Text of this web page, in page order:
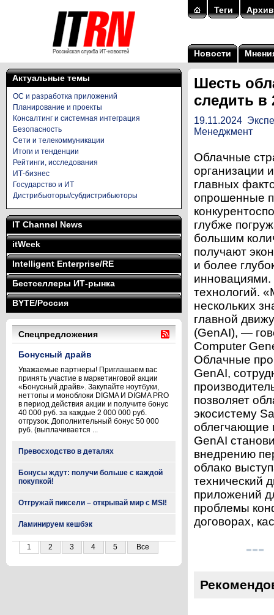
Теги Архив
Новости
Актуальные темы
ОС и разработка приложений
Планирование и проекты
Консалтинг и системная интеграция
Безопасность
Сети и телекоммуникации
Итоги и тенденции
Рейтинги, исследования
ИТ-бизнес
Государство и ИТ
Дистрибьюторы/субдистрибьюторы
IT Channel News
itWeek
Intelligent Enterprise/RE
Бестселлеры ИТ-рынка
BYTE/Россия
Спецпредложения
Бонусный драйв
Уважаемые партнеры! Приглашаем вас
принять участие в маркетинговой акции
«Бонусный драйв». Закупайте ноутбуки,
неттопы и моноблоки DIGMA И DIGMA PRO
в период действия акции и получите бонус
40 000 руб. за каждые 2 000 000 руб.
отгрузок. Дополнительный бонус 50 000
руб. (выплачивается ...
Превосходство в деталях
Бонусы ждут: получи больше с каждой
покупкой!
Отгружай пиксели – открывай мир с MSI!
Ламинируем кешбэк
1 2 3 4 5 Все
Шесть
следить в
19.11.2024
Менеджмент
Облачные
организации
главных
опрошенные
глубже
большим
получают
и более
инновациями.
технологий.
нескольких
главной
(GenAI), —
Computer
Облачные
GenAI,
позволяет
экосистему
облегчающие
GenAI
внедрению
облако
технический
приложений
проблемы
договорах,